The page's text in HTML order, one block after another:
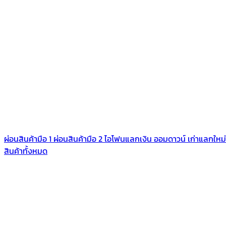
ผ่อนสินค้ามือ 1 ผ่อนสินค้ามือ 2ไอโฟนแลกเงิน ออมดาวน์ เก่าแลกใหม่
สินค้าทั้งหมด